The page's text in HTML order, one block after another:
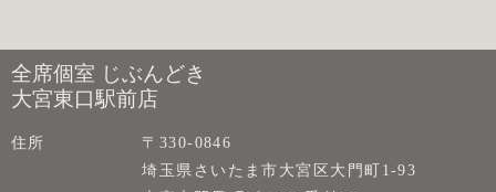
全席個室 じぶんどき
大宮東口駅前店
住所
〒330-0846
埼玉県さいたま市大宮区大門町1-93